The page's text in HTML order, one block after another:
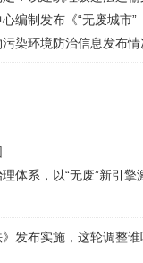
编制发布《“无废城市”
染环境防治信息发布情
体系，以“无废”新引擎
发布实施，这轮调整